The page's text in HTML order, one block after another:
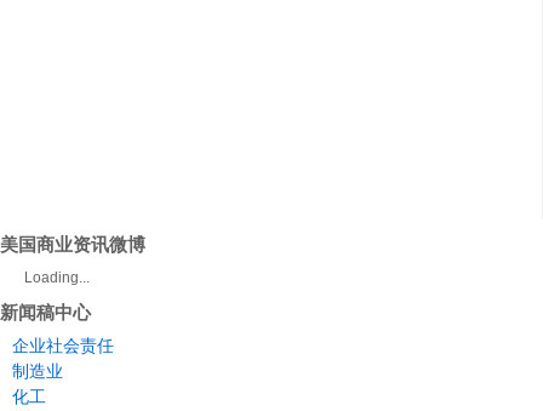
美国商业资讯微博
Loading...
新闻稿中心
企业社会责任
制造业
化工